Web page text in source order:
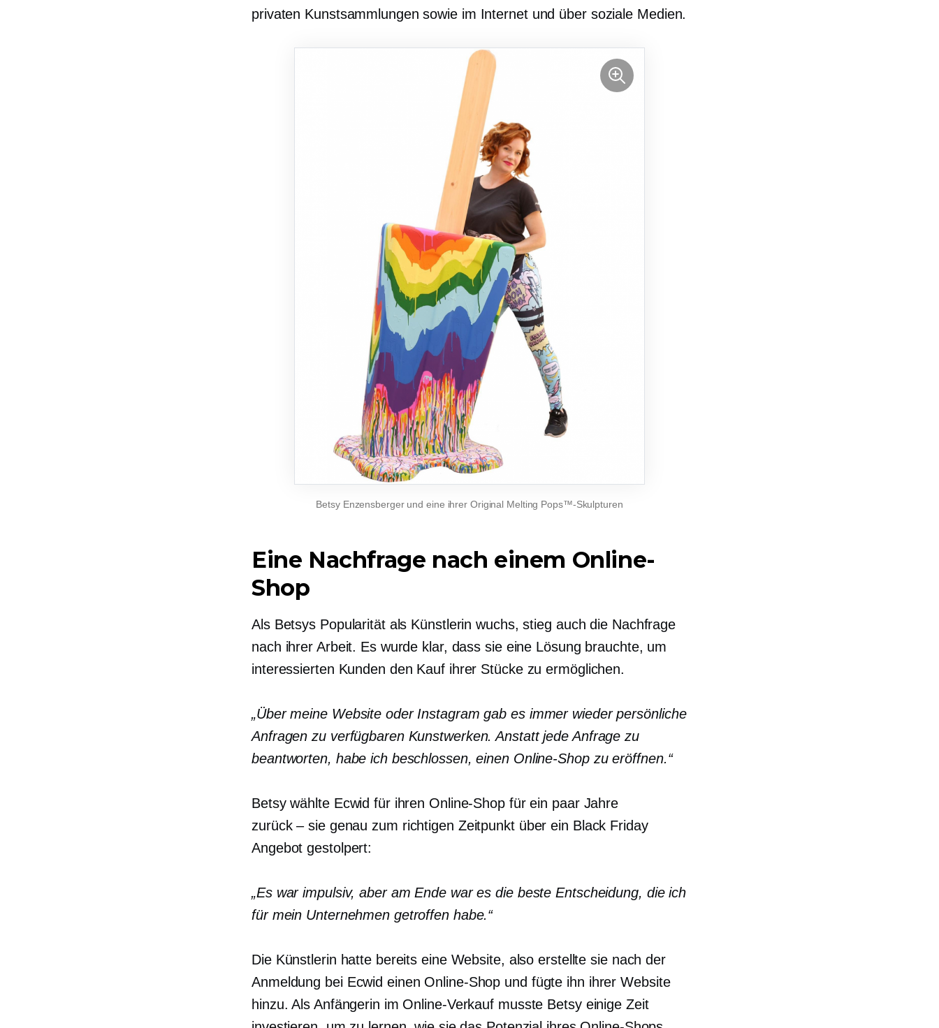
privaten Kunstsammlungen sowie im Internet und über soziale Medien.
Betsy Enzensberger und eine ihrer Original Melting Pops™-Skulpturen
Eine Nachfrage nach einem Online-
Shop
Als Betsys Popularität als Künstlerin wuchs, stieg auch die Nachfrage
nach ihrer Arbeit. Es wurde klar, dass sie eine Lösung brauchte, um
interessierten Kunden den Kauf ihrer Stücke zu ermöglichen.
„Über meine Website oder Instagram gab es immer wieder persönliche
Anfragen zu verfügbaren Kunstwerken. Anstatt jede Anfrage zu
beantworten, habe ich beschlossen, einen Online-Shop zu eröffnen.“
Betsy wählte Ecwid für ihren Online-Shop für ein paar Jahre
zurück – siegenau zum richtigen Zeitpunkt über ein Black Friday
Angebot gestolpert:
„Es war impulsiv, aber am Ende war es die beste Entscheidung, die ich
für mein Unternehmen getroffen habe.“
Die Künstlerin hatte bereits eine Website, also erstellte sie nach der
Anmeldung bei Ecwid einen Online-Shop und fügte ihn ihrer Website
hinzu. Als Anfängerin im Online-Verkauf musste Betsy einige Zeit